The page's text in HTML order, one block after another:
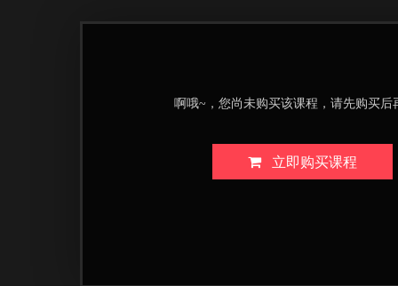
啊哦~，您尚未购买该课程，请先购买后
立即购买课程